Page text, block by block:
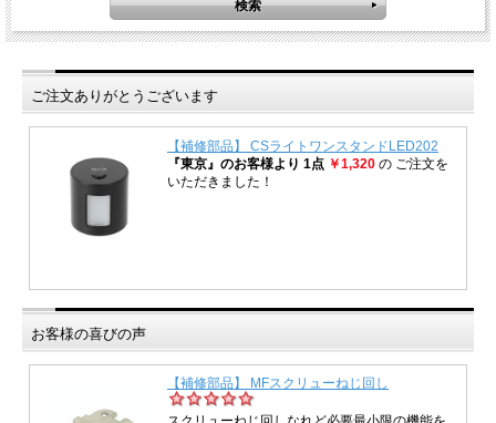
ご注文ありがとうございます
お客様の喜びの声